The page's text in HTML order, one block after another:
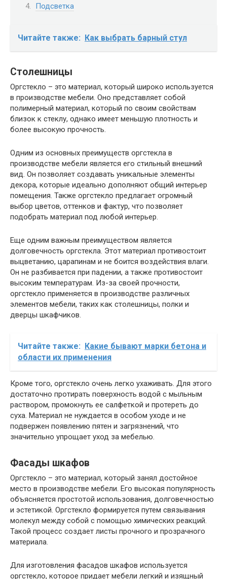
Подсветка
Читайте также: Как выбрать барный стул
Столешницы
Оргстекло – это материал, который широко используется
в производстве мебели. Оно представляет собой
полимерный материал, который по своим свойствам
близок к стеклу, однако имеет меньшую плотность и
более высокую прочность.
Одним из основных преимуществ оргстекла в
производстве мебели является его стильный внешний
вид. Он позволяет создавать уникальные элементы
декора, которые идеально дополняют общий интерьер
помещения. Также оргстекло предлагает огромный
выбор цветов, оттенков и фактур, что позволяет
подобрать материал под любой интерьер.
Еще одним важным преимуществом является
долговечность оргстекла. Этот материал противостоит
выцветанию, царапинам и не боится воздействия влаги.
Он не разбивается при падении, а также противостоит
высоким температурам. Из-за своей прочности,
оргстекло применяется в производстве различных
элементов мебели, таких как столешницы, полки и
дверцы шкафчиков.
Читайте также:
Какие бывают марки бетона и
области их применения
Кроме того, оргстекло очень легко ухаживать. Для этого
достаточно протирать поверхность водой с мыльным
раствором, промокнуть ее салфеткой и протереть до
суха. Материал не нуждается в особом уходе и не
подвержен появлению пятен и загрязнений, что
значительно упрощает уход за мебелью.
Фасады шкафов
Оргстекло – это материал, который занял достойное
место в производстве мебели. Его высокая популярность
объясняется простотой использования, долговечностью
и эстетикой. Оргстекло формируется путем связывания
молекул между собой с помощью химических реакций.
Такой процесс создает листы прочного и прозрачного
материала.
Для изготовления фасадов шкафов используется
оргстекло, которое придает мебели легкий и изящный